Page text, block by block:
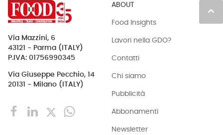
keyboard_arrow_up
Via Mazzini, 6
43121 - Parma (ITALY)
P.IVA: 01756990345
Via Giuseppe Pecchio, 14
20131 - Milano (ITALY)
ABOUT
Food Insights
Lavori nella GDO?
Contatti
Chi siamo
Pubblicità
Abbonamenti
Newsletter